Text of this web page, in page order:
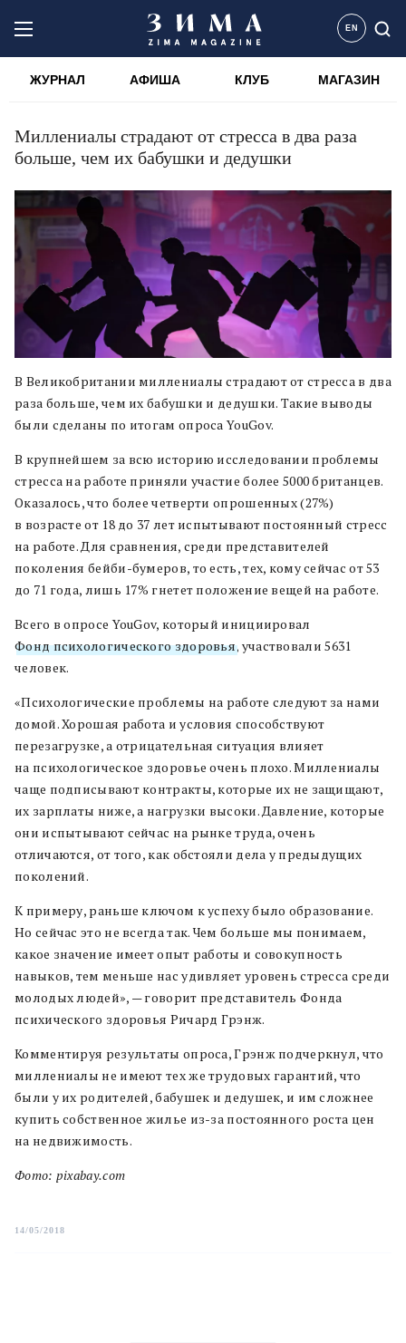
EN
ЖУРНАЛ АФИША КЛУБ МАГАЗИН
Миллениалы страдают от стресса в два раза
больше, чем их бабушки и дедушки
В Великобритании миллениалы страдают от стресса в два
раза больше, чем их бабушки и дедушки. Такие выводы
были сделаны по итогам опроса YouGov.
В крупнейшем за всю историю исследовании проблемы
стресса на работе приняли участие более 5000 британцев.
Оказалось, что более четверти опрошенных (27%)
в возрасте от 18 до 37 лет испытывают постоянный стресс
на работе. Для сравнения, среди представителей
поколения бейби-бумеров, то есть, тех, кому сейчас от 53
до 71 года, лишь 17% гнетет положение вещей на работе.
Всего в опросе YouGov, который инициировал
Фонд психологического здоровья, участвовали 5631
человек.
«Психологические проблемы на работе следуют за нами
домой. Хорошая работа и условия способствуют
перезагрузке, а отрицательная ситуация влияет
на психологическое здоровье очень плохо. Миллениалы
чаще подписывают контракты, которые их не защищают,
их зарплаты ниже, а нагрузки высоки. Давление, которые
они испытывают сейчас на рынке труда, очень
отличаются, от того, как обстояли дела у предыдущих
поколений.
К примеру, раньше ключом к успеху было образование.
Но сейчас это не всегда так. Чем больше мы понимаем,
какое значение имеет опыт работы и совокупность
навыков, тем меньше нас удивляет уровень стресса среди
молодых людей», — говорит представитель Фонда
психического здоровья Ричард Грэнж.
Комментируя результаты опроса, Грэнж подчеркнул, что
миллениалы не имеют тех же трудовых гарантий, что
были у их родителей, бабушек и дедушек, и им сложнее
купить собственное жилье из-за постоянного роста цен
на недвижимость.
Фото: pixabay.com
14/05/2018